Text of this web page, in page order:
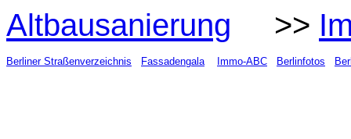
Altbausanierung >>
Berliner Straßenverzeichnis Fassadengala Immo-ABC Berlinfotos